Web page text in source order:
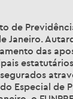
de
Janeiro.
das
Especial de